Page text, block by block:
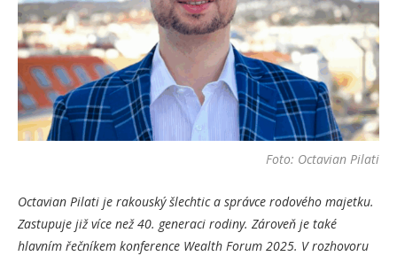
Foto: Octavian Pilati
Octavian Pilati je rakouský šlechtic a správce rodového majetku.
Zastupuje již více než 40. generaci rodiny. Zároveň je také
hlavním řečníkem konference Wealth Forum 2025. V rozhovoru